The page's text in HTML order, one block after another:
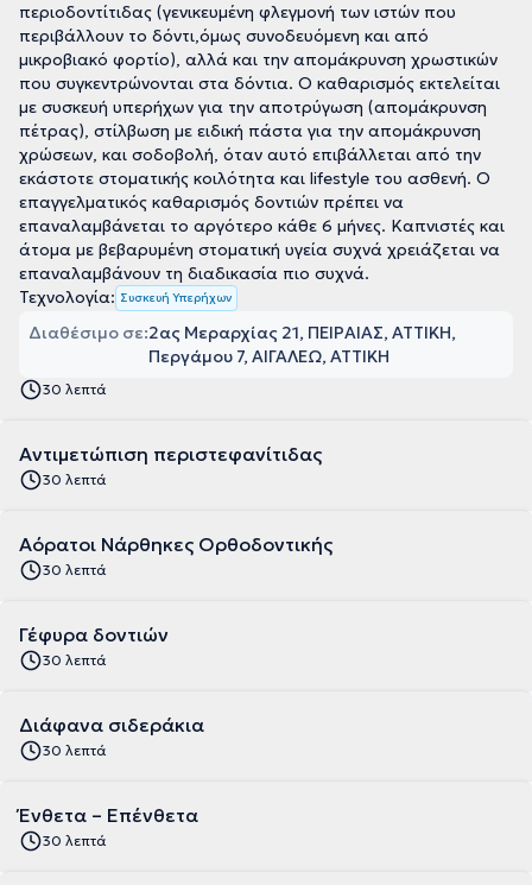
περιοδοντίτιδας (γενικευμένη φλεγμονή των ιστών που
περιβάλλουν το δόντι,όμως συνοδευόμενη και από
μικροβιακό φορτίο), αλλά και την απομάκρυνση χρωστικών
που συγκεντρώνονται στα δόντια. Ο καθαρισμός εκτελείται
με συσκευή υπερήχων για την αποτρύγωση (απομάκρυνση
πέτρας), στίλβωση με ειδική πάστα για την απομάκρυνση
χρώσεων, και σοδοβολή, όταν αυτό επιβάλλεται από την
εκάστοτε στοματικής κοιλότητα και lifestyle του ασθενή. Ο
επαγγελματικός καθαρισμός δοντιών πρέπει να
επαναλαμβάνεται το αργότερο κάθε 6 μήνες. Καπνιστές και
άτομα με βεβαρυμένη στοματική υγεία συχνά χρειάζεται να
επαναλαμβάνουν τη διαδικασία πιο συχνά.
Τεχνολογία: Συσκευή Υπερήχων
Διαθέσιμο σε:2ας Μεραρχίας 21, ΠΕΙΡΑΙΑΣ, ΑΤΤΙΚΗ
Περγάμου 7, ΑΙΓΑΛΕΩ, ΑΤΤΙΚΗ
30 λεπτά
Αντιμετώπιση περιστεφανίτιδας
30 λεπτά
Αόρατοι Νάρθηκες Ορθοδοντικής
30 λεπτά
Γέφυρα δοντιών
30 λεπτά
Διάφανα σιδεράκια
30 λεπτά
Ένθετα – Επένθετα
30 λεπτά